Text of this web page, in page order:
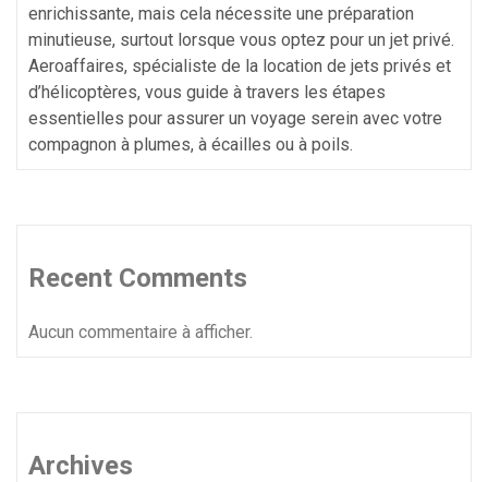
enrichissante, mais cela nécessite une préparation
minutieuse, surtout lorsque vous optez pour un jet privé.
Aeroaffaires, spécialiste de la location de jets privés et
d’hélicoptères, vous guide à travers les étapes
essentielles pour assurer un voyage serein avec votre
compagnon à plumes, à écailles ou à poils.
Recent Comments
Aucun commentaire à afficher.
Archives